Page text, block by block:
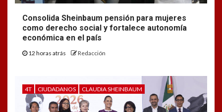
Consolida Sheinbaum pensión para mujeres
como derecho social y fortalece autonomía
económica en el país
12 horas atrás Redacción
4T CIUDADANOS CLAUDIA SHEINBAUM